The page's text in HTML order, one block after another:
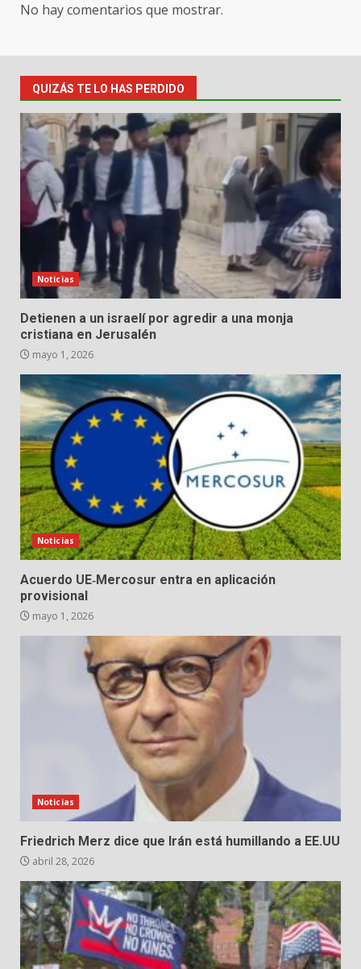
No hay comentarios que mostrar.
QUIZÁS TE LO HAS PERDIDO
Noticias
Detienen a un israelí por agredir a una monja
cristiana en Jerusalén
mayo 1, 2026
Noticias
Acuerdo UE‑Mercosur entra en aplicación
provisional
mayo 1, 2026
Noticias
Friedrich Merz dice que Irán está humillando a EE.UU
abril 28, 2026